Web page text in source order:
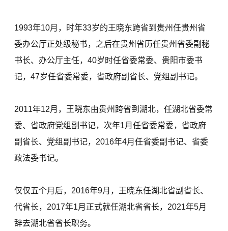
1993年10月，时年33岁的王晓东跨省到贵州任贵州省
委办公厅正处级秘书，之后在贵州省历任贵州省委副秘
书长、办公厅主任，40岁时任省委常委、贵阳市委书
记，47岁任省委常委，省政府副省长、党组副书记。
2011年12月，王晓东由贵州跨省到湖北，任湖北省委常
委、省政府党组副书记，次年1月任省委常委，省政府
副省长、党组副书记，2016年4月任省委副书记、省委
政法委书记。
仅仅五个月后，2016年9月，王晓东任湖北省副省长、
代省长，2017年1月正式就任湖北省省长，2021年5月
辞去湖北省省长职务。